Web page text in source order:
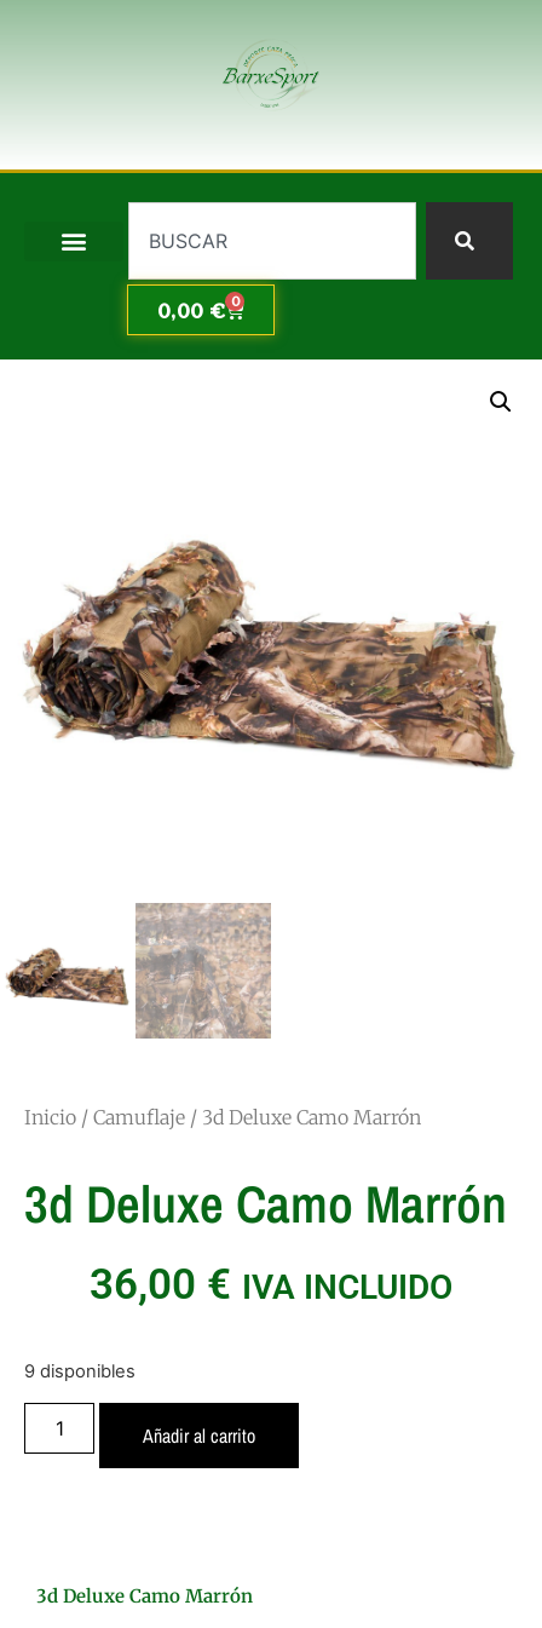
0,00€ 0
Inicio / Camuflaje / 3d Deluxe Camo Marrón
3d Deluxe Camo Marrón
36,00 € IVA INCLUIDO
9 disponibles
Añadir al carrito
3d Deluxe Camo Marrón